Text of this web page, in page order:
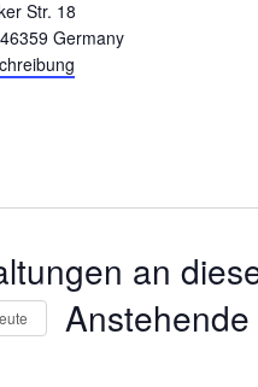
Str. 18
46359 Germany
an
Anstehende